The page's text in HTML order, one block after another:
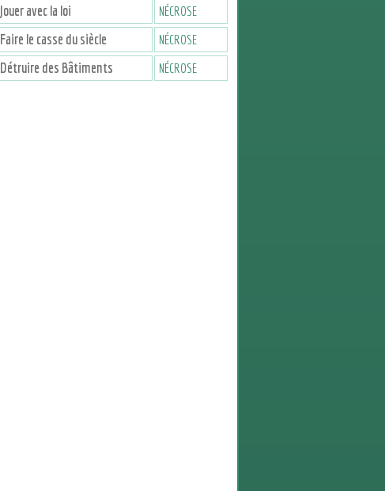
Jouer avec la loi NÉCROSE
Faire le casse du siècle NÉCROSE
Détruire des Bâtiments NÉCROSE